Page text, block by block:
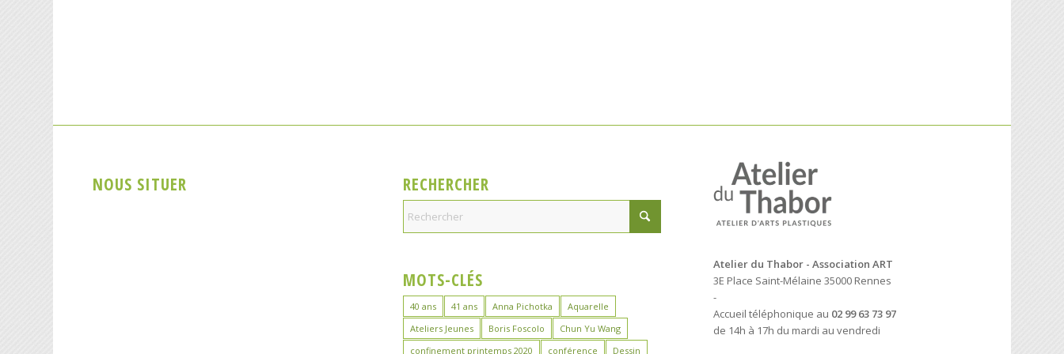
NOUS SITUER RECHERCHER
MOTS-CLÉS
40 ans 41 ans Anna Pichotka
Aquarelle
Ateliers Jeunes
Boris Foscolo
Chun Yu Wang
confinement printemps 2020
conférence Dessin
Atelier du Thabor - Association ART
3E Place Saint-Mélaine 35000 Rennes
-
Accueil téléphonique au 02 99 63 73 97
de 14h à 17h du mardi au vendredi